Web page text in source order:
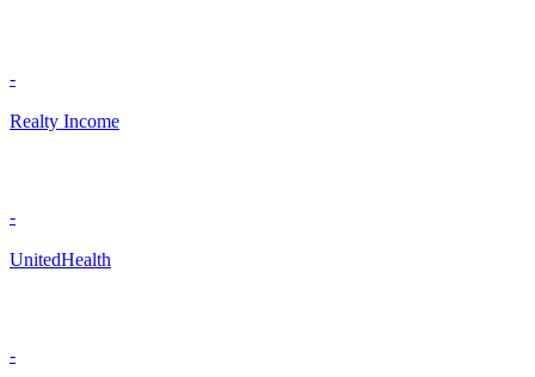
-
Realty Income
-
UnitedHealth
-